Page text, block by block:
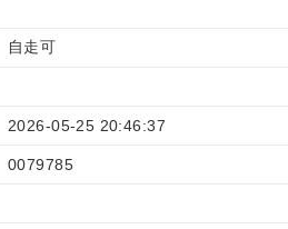
自走可
2026-05-25 20:46:37
0079785